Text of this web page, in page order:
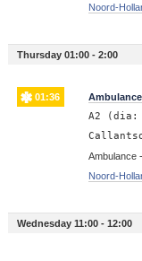
Noord-
Thursday 01:00 - 2:00
01:36
A2 (dia:
Ambulance -
Noord-
Wednesday 11:00 - 12:00